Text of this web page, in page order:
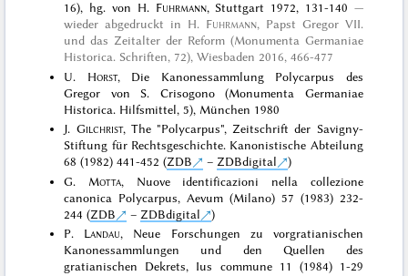
16), hg. von H. Fuhrmann, Stuttgart 1972, 131-140
wieder abgedruckt in H. Fuhrmann, Papst Gregor VII.
und das Zeitalter der Reform (Monumenta Germaniae
Historica. Schriften, 72), Wiesbaden 2016, 466-477
U. Horst, Die Kanonessammlung Polycarpus des
Gregor von S. Crisogono (Monumenta Germaniae
Historica. Hilfsmittel, 5), München 1980
J. Gilchrist, The "Polycarpus", Zeitschrift der Savigny-
Stiftung für Rechtsgeschichte. Kanonistische Abteilung
68 (1982) 441-452 (ZDB –ZDBdigital
)
G. Motta, Nuove identificazioni nella collezione
canonica Polycarpus, Aevum (Milano) 57 (1983) 232-
244 (ZDB – ZDBdigital
)
P. Landau, Neue Forschungen zu vorgratianischen
Kanonessammlungen und den Quellen des
gratianischen Dekrets, Ius commune 11 (1984) 1-29